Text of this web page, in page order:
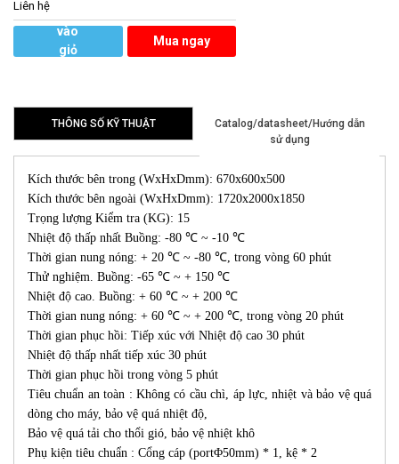
Liên hệ
vào
giỏ
Mua ngay
THÔNG SỐ KỸ THUẬT
Catalog/datasheet/Hướng dẫn
sử dụng
Kích thước bên trong (WxHxDmm): 670x600x500
Kích thước bên ngoài (WxHxDmm): 1720x2000x1850
Trọng lượng Kiểm tra (KG): 15
Nhiệt độ thấp nhất Buồng: -80 ℃ ~ -10 ℃
Thời gian nung nóng: + 20 ℃ ~ -80 ℃, trong vòng 60 phút
Thử nghiệm. Buồng: -65 ℃ ~ + 150 ℃
Nhiệt độ cao. Buồng: + 60 ℃ ~ + 200 ℃
Thời gian nung nóng: + 60 ℃ ~ + 200 ℃, trong vòng 20 phút
Thời gian phục hồi: Tiếp xúc với Nhiệt độ cao 30 phút
Nhiệt độ thấp nhất tiếp xúc 30 phút
Thời gian phục hồi trong vòng 5 phút
Tiêu chuẩn an toàn : Không có cầu chì, áp lực, nhiệt và bảo vệ quá
dòng cho máy, bảo vệ quá nhiệt độ,
Bảo vệ quá tải cho thổi gió, bảo vệ nhiệt khô
Phụ kiện tiêu chuẩn : Cổng cáp (portΦ50mm) * 1, kệ * 2